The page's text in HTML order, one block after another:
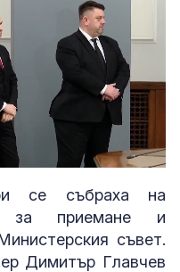
се събраха на
за приемане и
съвет.
Димитър Главчев